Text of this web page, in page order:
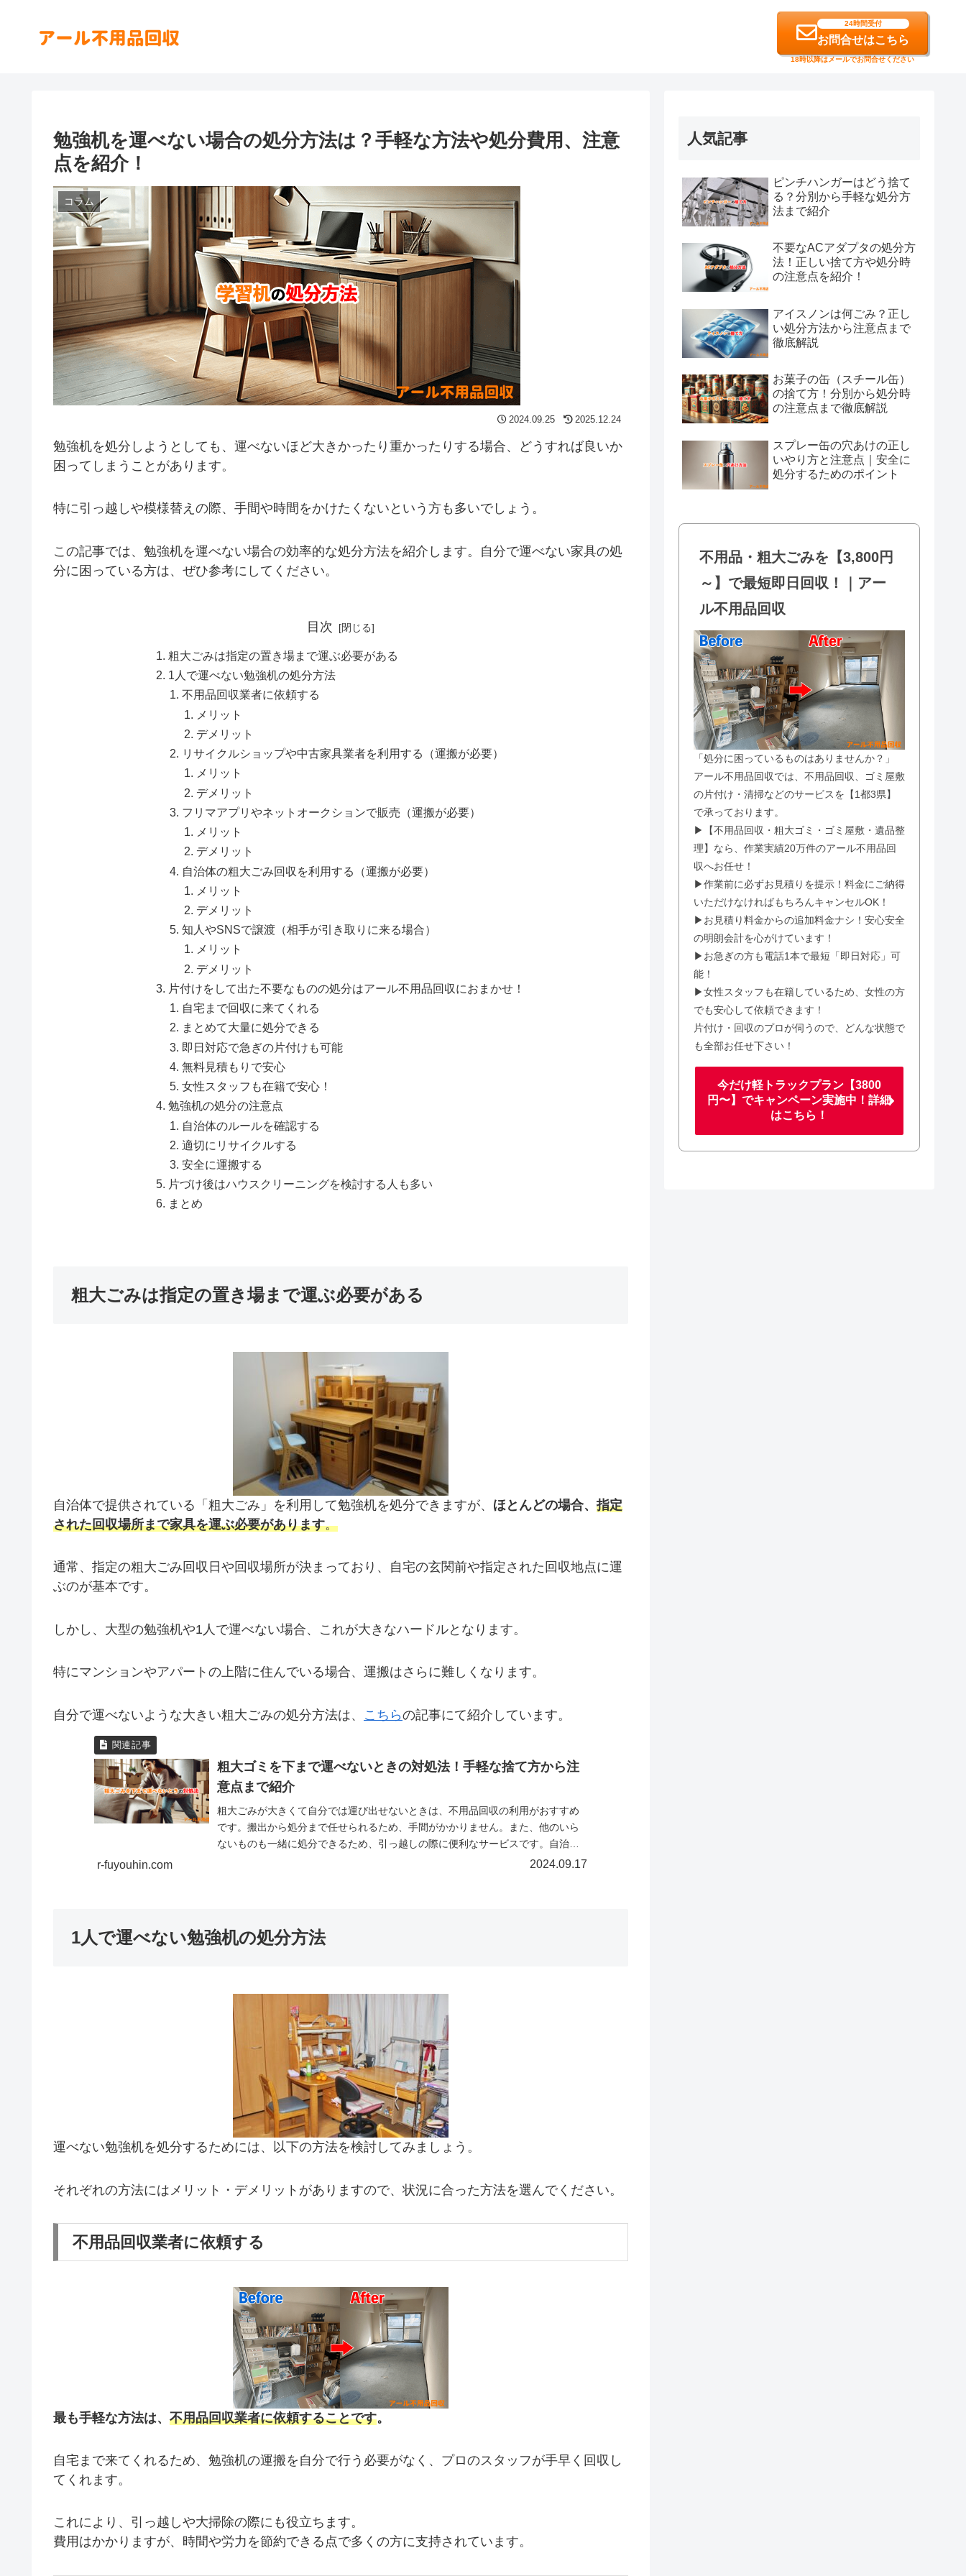
24時間受付
お問合せはこちら
18時以降はメールでお問合せください
勉強机を運べない場合の処分方法は？手軽な方法や処分費用、注意
点を紹介！
コラム
2024.09.25 2025.12.24
勉強机を処分しようとしても、運べないほど大きかったり重かったりする場合、どうすれば良いか
困ってしまうことがあります。
特に引っ越しや模様替えの際、手間や時間をかけたくないという方も多いでしょう。
この記事では、勉強机を運べない場合の効率的な処分方法を紹介します。自分で運べない家具の処
分に困っている方は、ぜひ参考にしてください。
目次
粗大ごみは指定の置き場まで運ぶ必要がある
1人で運べない勉強机の処分方法
不用品回収業者に依頼する
メリット
デメリット
リサイクルショップや中古家具業者を利用する（運搬が必要）
メリット
デメリット
フリマアプリやネットオークションで販売（運搬が必要）
メリット
デメリット
自治体の粗大ごみ回収を利用する（運搬が必要）
メリット
デメリット
知人やSNSで譲渡（相手が引き取りに来る場合）
メリット
デメリット
片付けをして出た不要なものの処分はアール不用品回収におまかせ！
自宅まで回収に来てくれる
まとめて大量に処分できる
即日対応で急ぎの片付けも可能
無料見積もりで安心
女性スタッフも在籍で安心！
勉強机の処分の注意点
自治体のルールを確認する
適切にリサイクルする
安全に運搬する
片づけ後はハウスクリーニングを検討する人も多い
まとめ
粗大ごみは指定の置き場まで運ぶ必要がある
自治体で提供されている「粗大ごみ」を利用して勉強机を処分できますが、 ほとんどの場合、指定
された回収場所まで家具を運ぶ必要があります。
通常、指定の粗大ごみ回収日や回収場所が決まっており、自宅の玄関前や指定された回収地点に運
ぶのが基本です。
しかし、大型の勉強机や1人で運べない場合、これが大きなハードルとなります。
特にマンションやアパートの上階に住んでいる場合、運搬はさらに難しくなります。
自分で運べないような大きい粗大ごみの処分方法は、 こちらの記事にて紹介しています。
粗大ゴミを下まで運べないときの対処法！手軽な捨て方から注
意点まで紹介
粗大ごみが大きくて自分では運び出せないときは、不用品回収の利用がおすすめ
です。搬出から処分まで任せられるため、手間がかかりません。また、他のいら
ないものも一緒に処分できるため、引っ越しの際に便利なサービスです。自治体
の戸別収集サービスでの引き取りもありますが、予約の条件が難しい点がデメリ
r-fuyouhin.com 2024.09.17
1人で運べない勉強机の処分方法
運べない勉強机を処分するためには、以下の方法を検討してみましょう。
それぞれの方法にはメリット・デメリットがありますので、状況に合った方法を選んでください。
不用品回収業者に依頼する
最も手軽な方法は、 不用品回収業者に依頼することです。
自宅まで来てくれるため、勉強机の運搬を自分で行う必要がなく、プロのスタッフが手早く回収し
てくれます。
これにより、引っ越しや大掃除の際にも役立ちます。
費用はかかりますが、時間や労力を節約できる点で多くの方に支持されています。
人気記事
ピンチハンガーはどう捨て
る？分別から手軽な処分方
法まで紹介
不要なACアダプタの処分方
法！正しい捨て方や処分時
の注意点を紹介！
アイスノンは何ごみ？正し
い処分方法から注意点まで
徹底解説
お菓子の缶（スチール缶）
の捨て方！分別から処分時
の注意点まで徹底解説
スプレー缶の穴あけの正し
いやり方と注意点｜安全に
処分するためのポイント
不用品・粗大ごみを【3,800円
～】で最短即日回収！｜アー
ル不用品回収
「処分に困っているものはありませんか？」
アール不用品回収では、不用品回収、ゴミ屋敷
の片付け・清掃などのサービスを【1都3県】
で承っております。
▶【不用品回収・粗大ゴミ・ゴミ屋敷・遺品整
理】なら、作業実績20万件のアール不用品回
収へお任せ！
▶作業前に必ずお見積りを提示！料金にご納得
いただけなければもちろんキャンセルOK！
▶お見積り料金からの追加料金ナシ！安心安全
の明朗会計を心がけています！
▶お急ぎの方も電話1本で最短「即日対応」可
能！
▶女性スタッフも在籍しているため、女性の方
でも安心して依頼できます！
片付け・回収のプロが伺うので、どんな状態で
も全部お任せ下さい！
今だけ軽トラックプラン【3800
円〜】でキャンペーン実施中！詳細
はこちら！